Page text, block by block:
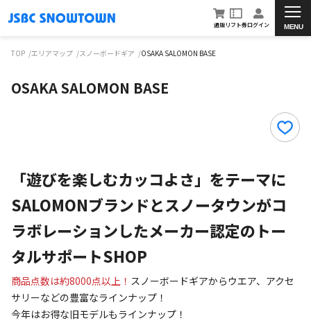
MENU
通販 リフト券ログイン
TOP エリアマップ スノーボードギア OSAKA SALOMON BASE
OSAKA SALOMON BASE
「遊びを楽しむカッコよさ」をテーマに
SALOMONブランドとスノータウンがコ
ラボレーションしたメーカー認定のトー
タルサポートSHOP
商品点数は約8000点以上！ スノーボードギアからウエア、アクセ
サリーなどの豊富なラインナップ！
今年はお得な旧モデルもラインナップ！